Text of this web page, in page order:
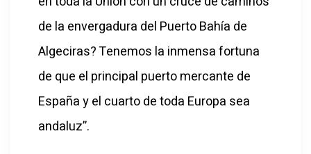
de la envergadura del Puerto Bahía de
Algeciras? Tenemos la inmensa fortuna
de que el principal puerto mercante de
España y el cuarto de toda Europa sea
andaluz”.